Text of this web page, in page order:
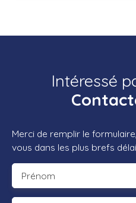
Intéressé
Merci de remplir le
vous dans les plus brefs
Prénom